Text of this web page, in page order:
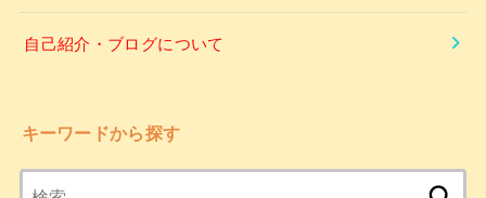
自己紹介・ブログについて
キーワードから探す